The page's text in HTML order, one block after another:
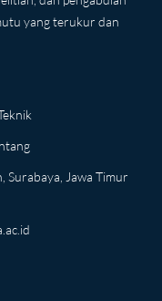
yang terukur dan
Surabaya, Jawa Timur